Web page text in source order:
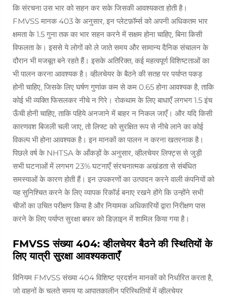
कि संरचना उस भार को सहन कर सके जिसकी आवश्यकता होती है।
FMVSS मानक 403 के अनुसार, इन प्लेटफ़ॉर्म्स को अपनी अधिकतम भार
क्षमता के 1.5 गुना तक का भार सहन करने में सक्षम होना चाहिए, बिना किसी
विफलता के। इससे ये लोगों को ले जाते समय और सामान्य दैनिक संचालन के
दौरान भी मजबूत बने रहते हैं। इसके अतिरिक्त, कई महत्वपूर्ण विशिष्टताओं का
भी पालन करना आवश्यक है। व्हीलचेयर के बैठने की सतह पर पर्याप्त पकड़
होनी चाहिए, जिसके लिए घर्षण गुणांक कम से कम 0.65 होना आवश्यक है, ताकि
कोई भी व्यक्ति फिसलकर नीचे न गिरे। रोकथाम के लिए बाधाएँ लगभग 1.5 इंच
ऊँची होनी चाहिए, ताकि पहिये अनजाने में बाहर न निकल जाएँ। और यदि किसी
कारणवश बिजली चली जाए, तो लिफ्ट को सुरक्षित रूप से नीचे लाने का कोई
विकल्प भी होना आवश्यक है। इन मानकों का पालन न करना खतरनाक है।
पिछले वर्ष के NHTSA के आँकड़ों के अनुसार, व्हीलचेयर लिफ्ट्स से जुड़ी
सभी घटनाओं में लगभग 23% घटनाएँ संरचनात्मक अखंडता से संबंधित
समस्याओं के कारण होती हैं। इन उपकरणों का उत्पादन करने वाली कंपनियों को
यह सुनिश्चित करने के लिए व्यापक रिकॉर्ड बनाए रखने होंगे कि उन्होंने सभी
चीजों का उचित परीक्षण किया है और नियामक अधिकारियों द्वारा निरीक्षण पास
करने के लिए पर्याप्त सुरक्षा बफर को डिज़ाइन में शामिल किया गया है।
FMVSS संख्या 404: व्हीलचेयर बैठने की स्थितियों के
लिए यात्री सुरक्षा आवश्यकताएँ
विनियम FMVSS संख्या 404 विशिष्ट प्रदर्शन मानकों को निर्धारित करता है,
जो वाहनों के चलते समय या आपातकालीन परिस्थितियों में व्हीलचेयर